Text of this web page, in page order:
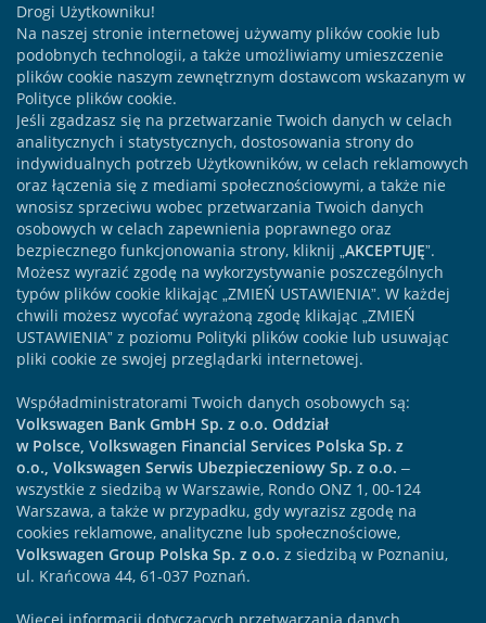
Volkswagen Bank Volkswagen Leasing
Drogi Użytkowniku!
Na naszej stronie internetowej używamy plików cookie lub
podobnych technologii, a także umożliwiamy umieszczenie
plików cookie naszym zewnętrznym dostawcom wskazanym w
Polityce plików cookie.
Jeśli zgadzasz się na przetwarzanie Twoich danych w celach
analitycznych i statystycznych, dostosowania strony do
indywidualnych potrzeb Użytkowników, w celach reklamowych
oraz łączenia się z mediami społecznościowymi, a także nie
wnosisz sprzeciwu wobec przetwarzania Twoich danych
osobowych w celach zapewnienia poprawnego oraz
bezpiecznego funkcjonowania strony, kliknij „AKCEPTUJĘ”.
Możesz wyrazić zgodę na wykorzystywanie poszczególnych
typów plików cookie klikając „ZMIEŃ USTAWIENIA”. W każdej
chwili możesz wycofać wyrażoną zgodę klikając „ZMIEŃ
USTAWIENIA” z poziomu Polityki plików cookie lub usuwając
pliki cookie ze swojej przeglądarki internetowej.
Współadministratorami Twoich danych osobowych są:
Volkswagen Bank GmbH Sp. z o.o. Oddział
w Polsce, Volkswagen Financial Services Polska Sp. z
o.o., Volkswagen Serwis Ubezpieczeniowy Sp. z o.o. –
wszystkie z siedzibą w Warszawie, Rondo ONZ 1, 00-124
Warszawa, a także w przypadku, gdy wyrazisz zgodę na
cookies reklamowe, analityczne lub społecznościowe,
Volkswagen Group Polska Sp. z o.o. z siedzibą w Poznaniu,
ul. Krańcowa 44, 61-037 Poznań.